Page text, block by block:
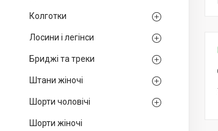
Колготки
Лосини і легінси
Бриджі та треки
Штани жіночі
Шорти чоловічі
Шорти жіночі